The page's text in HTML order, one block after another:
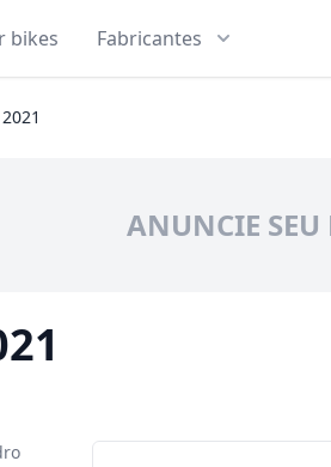
bikes Fabricantes
ANUNCIE